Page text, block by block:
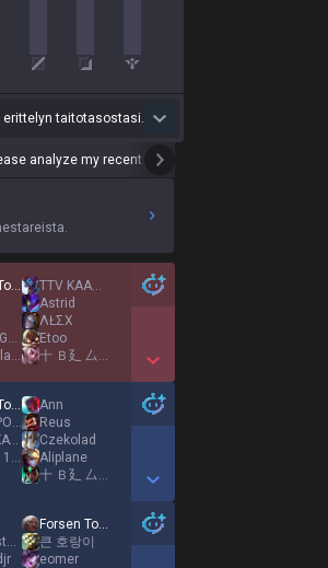
taitotasostasi.
analyze my recent playstyle.
Forsen Top Acc
UCHINAGA AERI
Abyss Slayer
TTV KAAGAROO
Astrid
ΛŁΣX
Etoo
十 Ｂ廴 厶 Ð 티 十
Show More Detail Games
Forsen Top Acc
UPTEMPO SNIFFER
RAIKO KATA KING
TRED31 144A
Ann
Reus
Czekolad
Aliplane
十 Ｂ廴 厶 Ð 티 十
Show More Detail Games
Coatpustmain
Forsen Top Acc
큰 호랑이
eomer